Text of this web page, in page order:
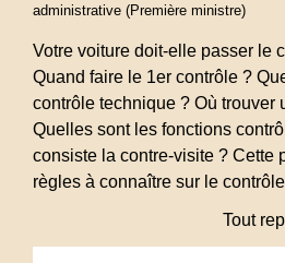
administrative (Première ministre)
Votre voiture doit-elle passer le
Quand faire le 1er contrôle ?
contrôle technique ? Où trouver
Quelles sont les fonctions
consiste la contre-visite ? Cette
règles à connaître sur le
Tout